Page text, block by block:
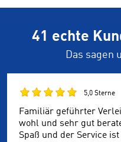
41 echte
Das sagen
5,0 Sterne
Familiär geführter
wohl und sehr gut
Spaß und der Service